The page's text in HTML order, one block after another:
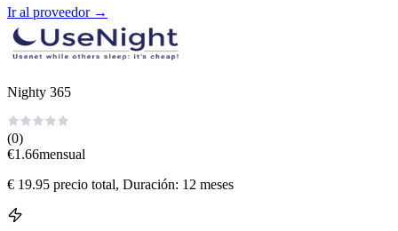
Ir al proveedor→
Nighty 365
(0)
€1.66mensual
€ 19.95 precio total, Duración: 12 meses